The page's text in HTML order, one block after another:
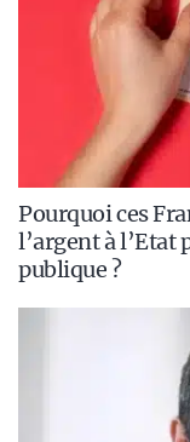
Pourquoi ces
l’argent à l’Etat
publique ?